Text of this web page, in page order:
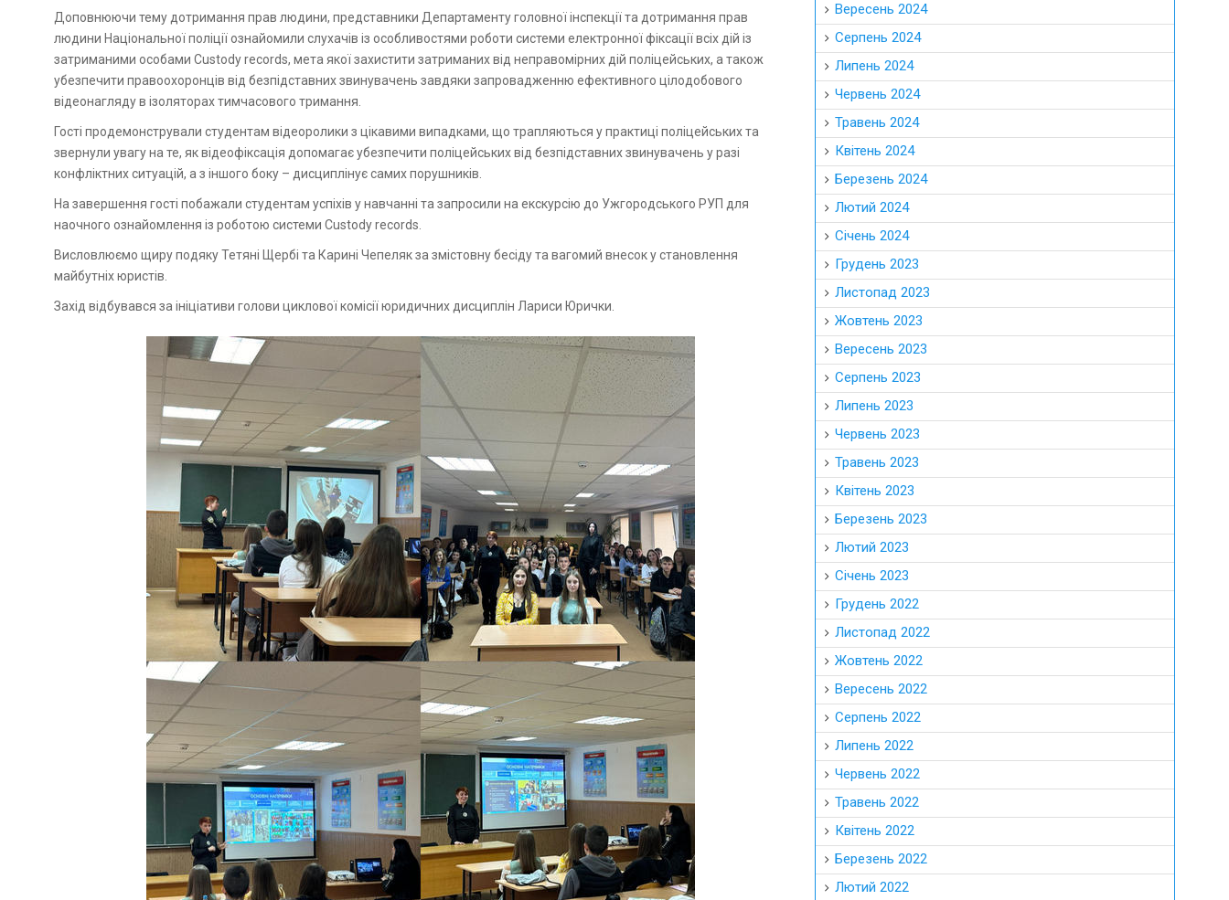
Доповнюючи тему дотримання прав людини, представники Департаменту головної інспекції та дотримання прав
людини Національної поліції ознайомили слухачів із особливостями роботи системи електронної фіксації всіх дій із
затриманими особами Custody records, мета якої захистити затриманих від неправомірних дій поліцейських, а також
убезпечити правоохоронців від безпідставних звинувачень завдяки запровадженню ефективного цілодобового
відеонагляду в ізоляторах тимчасового тримання.
Гості продемонстрували студентам відеоролики з цікавими випадками, що трапляються у практиці поліцейських та
звернули увагу на те, як відеофіксація допомагає убезпечити поліцейських від безпідставних звинувачень у разі
конфліктних ситуацій, а з іншого боку – дисциплінує самих порушників.
На завершення гості побажали студентам успіхів у навчанні та запросили на екскурсію до Ужгородського РУП для
наочного ознайомлення із роботою системи Custody records.
Висловлюємо щиру подяку Тетяні Щербі та Карині Чепеляк за змістовну бесіду та вагомий внесок у становлення
майбутніх юристів.
Захід відбувався за ініціативи голови циклової комісії юридичних дисциплін Лариси Юрички.
Вересень 2024
Серпень 2024
Липень 2024
Червень 2024
Травень 2024
Квітень 2024
Березень 2024
Лютий 2024
Січень 2024
Грудень 2023
Листопад 2023
Жовтень 2023
Вересень 2023
Серпень 2023
Липень 2023
Червень 2023
Травень 2023
Квітень 2023
Березень 2023
Лютий 2023
Січень 2023
Грудень 2022
Листопад 2022
Жовтень 2022
Вересень 2022
Серпень 2022
Липень 2022
Червень 2022
Травень 2022
Квітень 2022
Березень 2022
Лютий 2022